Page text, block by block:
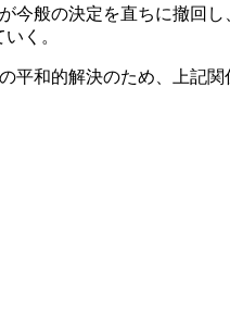
今般の決定を直ちに撤回
く。
平和的解決のため、上記